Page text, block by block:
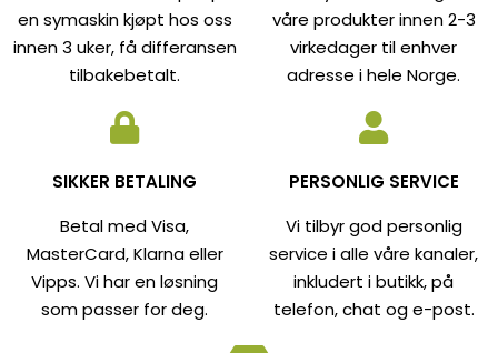
en symaskin kjøpt hos oss
innen 3 uker, få differansen
tilbakebetalt.
våre produkter innen 2-3
virkedager til enhver
adresse i hele Norge.
SIKKER BETALING
Betal med Visa,
MasterCard, Klarna eller
Vipps. Vi har en løsning
som passer for deg.
PERSONLIG SERVICE
Vi tilbyr god personlig
service i alle våre kanaler,
inkludert i butikk, på
telefon, chat og e-post.